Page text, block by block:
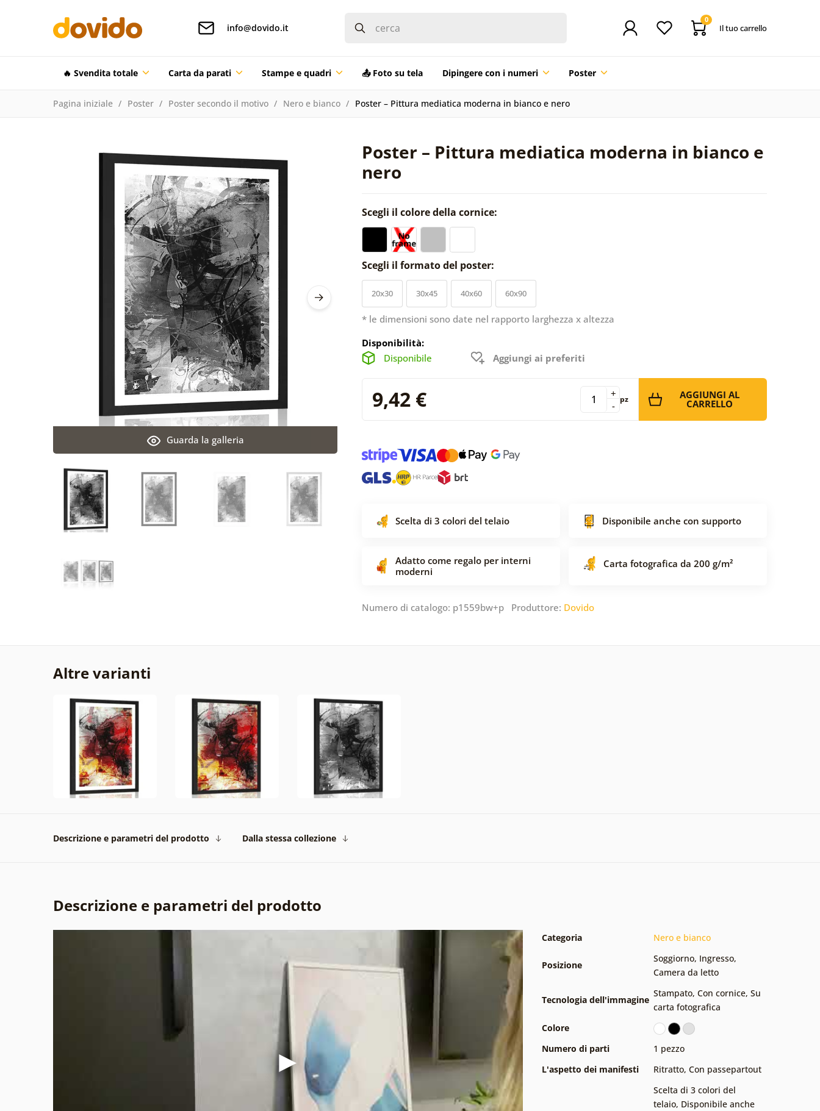
info@dovido.it
0
Il tuo carrello
🔥 Svendita totale Carta da parati Stampe e quadri 📤 Foto su tela Dipingere con i numeri Poster
Pagina iniziale Poster Poster secondo il motivo Nero e bianco Poster – Pittura mediatica moderna in bianco e nero
Poster – Pittura mediatica moderna in bianco e
nero
Guarda la galleria
Scegli il colore della cornice:
Scegli il formato del poster:
20x30 30x45 40x60 60x90
* le dimensioni sono date nel rapporto larghezza x altezza
Disponibilità:
Disponibile
Aggiungi ai preferiti
9,42 € -
+ pz AGGIUNGI AL
CARRELLO
Scelta di 3 colori del telaio Disponibile anche con supporto
Adatto come regalo per interni
moderni
Carta fotografica da 200 g/m²
Numero di catalogo: p1559bw+p Produttore: Dovido
Altre varianti
Descrizione e parametri del prodotto Dalla stessa collezione
Descrizione e parametri del prodotto
Categoria Nero e bianco
Posizione
Soggiorno, Ingresso,
Camera da letto
Tecnologia dell'immagine
Stampato, Con cornice, Su
carta fotografica
Colore
Numero di parti
1 pezzo
L'aspetto dei manifesti
Ritratto, Con passepartout
Scelta di 3 colori del
telaio, Disponibile anche